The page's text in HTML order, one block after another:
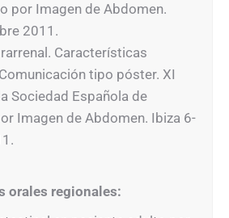
por Imagen de Abdomen.
2011.
Características
tipo póster. XI
Sociedad Española de
Imagen de Abdomen. Ibiza 6-
orales regionales: